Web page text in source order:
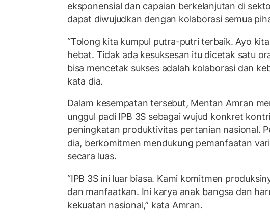
eksponensial dan capaian berkelanjutan di
dapat diwujudkan dengan kolaborasi semua
“Tolong kita kumpul putra-putri terbaik. Ayo
hebat. Tidak ada kesuksesan itu dicetak satu
bisa mencetak sukses adalah kolaborasi dan
kata dia.
Dalam kesempatan tersebut, Mentan Amran
unggul padi IPB 3S sebagai wujud konkret
peningkatan produktivitas pertanian nasional.
dia, berkomitmen mendukung pemanfaatan
secara luas.
“IPB 3S ini luar biasa. Kami komitmen
dan manfaatkan. Ini karya anak bangsa dan
kekuatan nasional,” kata Amran.